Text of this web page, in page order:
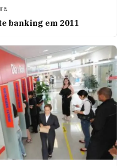
banking em 2011